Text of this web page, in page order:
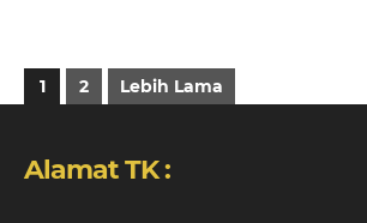
1 2 Lebih Lama
Alamat TK :